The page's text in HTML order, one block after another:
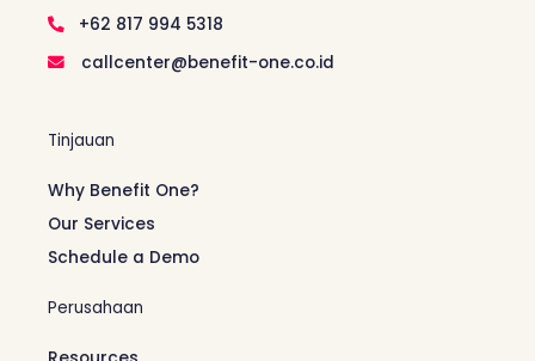
+62 817 994 5318
callcenter@benefit-one.co.id
Tinjauan
Why Benefit One?
Our Services
Schedule a Demo
Perusahaan